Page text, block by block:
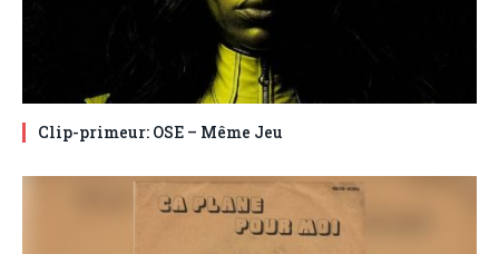
Clip-primeur: OSE – Même Jeu